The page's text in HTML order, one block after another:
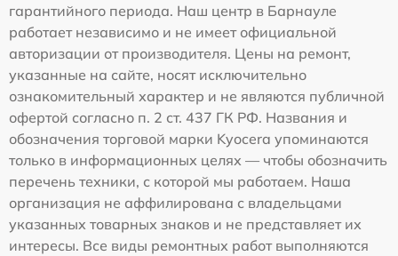
гарантийного периода. Наш центр в Барнауле
работает независимо и не имеет официальной
авторизации от производителя. Цены на ремонт,
указанные на сайте, носят исключительно
ознакомительный характер и не являются публичной
офертой согласно п. 2 ст. 437 ГК РФ. Названия и
обозначения торговой марки Kyocera упоминаются
только в информационных целях — чтобы обозначить
перечень техники, с которой мы работаем. Наша
организация не аффилирована с владельцами
указанных товарных знаков и не представляет их
интересы. Все виды ремонтных работ выполняются